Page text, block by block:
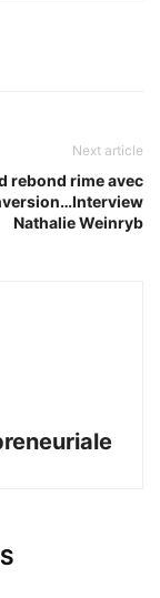
Next article
rebond rime avec
Nathalie Weinryb